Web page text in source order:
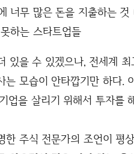
너무 많은 돈을 지출하는
하는 스타트업들
있을 수 있겠으나, 전세계
는 모습이 안타깝기만 하다.
업을 살리기 위해서 투자를
한 주식 전문가의 조언이 평